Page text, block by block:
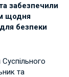
забезпечили
щодня
безпеки
та